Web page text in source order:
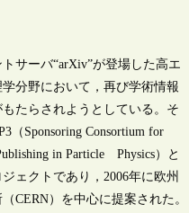
サーバ“arXiv”が登場した高エ
分野において，再び学術情報
たらされようとしている。そ
（Sponsoring Consortium for
in Particle Physics）と
ェクトであり，2006年に欧州
CERN）を中心に提案された。